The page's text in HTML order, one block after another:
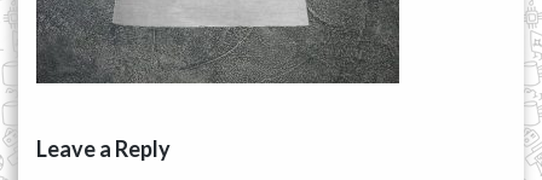
Leave a Reply